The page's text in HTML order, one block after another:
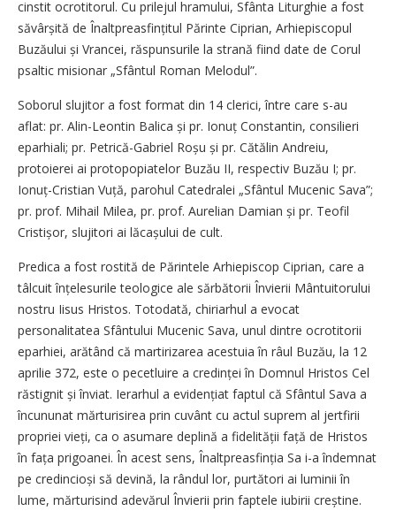
cinstit ocrotitorul. Cu prilejul hramului, Sfânta Liturghie a fost
săvârșită de Înaltpreasfințitul Părinte Ciprian, Arhiepiscopul
Buzăului și Vrancei, răspunsurile la strană fiind date de Corul
psaltic misionar „Sfântul Roman Melodul”.
Soborul slujitor a fost format din 14 clerici, între care s-au
aflat: pr. Alin-Leontin Balica și pr. Ionuț Constantin, consilieri
eparhiali; pr. Petrică-Gabriel Roșu și pr. Cătălin Andreiu,
protoierei ai protopopiatelor Buzău II, respectiv Buzău I; pr.
Ionuț-Cristian Vuță, parohul Catedralei „Sfântul Mucenic Sava”;
pr. prof. Mihail Milea, pr. prof. Aurelian Damian și pr. Teofil
Cristișor, slujitori ai lăcașului de cult.
Predica a fost rostită de Părintele Arhiepiscop Ciprian, care a
tâlcuit înțelesurile teologice ale sărbătorii Învierii Mântuitorului
nostru Iisus Hristos. Totodată, chiriarhul a evocat
personalitatea Sfântului Mucenic Sava, unul dintre ocrotitorii
eparhiei, arătând că martirizarea acestuia în râul Buzău, la 12
aprilie 372, este o pecetluire a credinței în Domnul Hristos Cel
răstignit și înviat. Ierarhul a evidențiat faptul că Sfântul Sava a
încununat mărturisirea prin cuvânt cu actul suprem al jertfirii
propriei vieți, ca o asumare deplină a fidelității față de Hristos
în fața prigoanei. În acest sens, Înaltpreasfinția Sa i-a îndemnat
pe credincioși să devină, la rândul lor, purtători ai luminii în
lume, mărturisind adevărul Învierii prin faptele iubirii creștine.